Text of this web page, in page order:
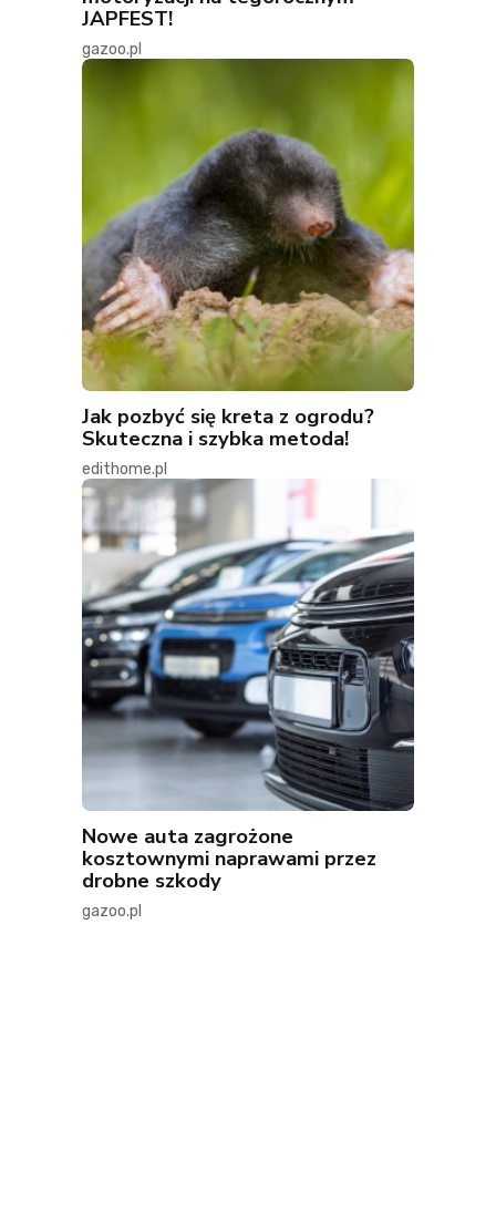
JAPFEST!
gazoo.pl
Jak pozbyć się kreta z ogrodu?
Skuteczna i szybka metoda!
edithome.pl
Nowe auta zagrożone
kosztownymi naprawami przez
drobne szkody
gazoo.pl